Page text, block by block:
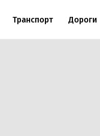
Транспорт Дороги